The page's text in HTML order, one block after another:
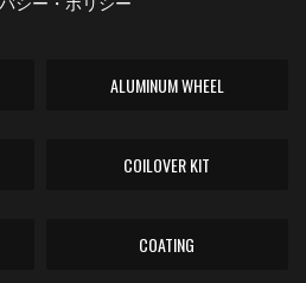
ALUMINUM WHEEL
COILOVER KIT
COATING